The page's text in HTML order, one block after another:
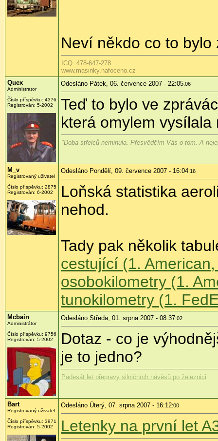
Neví někdo co to bylo
ICQ: 478-647-278
www.masinky.nafoceno.cz
Quex
Administrátor
Číslo příspěvku: 4376
Registrován: 5-2002
Odesláno Pátek, 06. července 2007 - 22:05:06
Teď to bylo ve
která omylem vysílala
"Doba střelců neminula. Přesvědčím Vás o tom. A
M_v
Registrovaný uživatel
Číslo příspěvku: 2875
Registrován: 6-2002
Odesláno Pondělí, 09. července 2007 - 16:04:16
Loňská statistika
nehod.
Tady pak několik
cestující (1.
osobokilometry (1.
tunokilometry (1.
Mcbain
Administrátor
Číslo příspěvku: 9756
Registrován: 5-2002
Odesláno Středa, 01. srpna 2007 - 08:37:02
Dotaz - co je
je to jedno?
Padesát let přepravy silničních návěsů po železnici
Bart
Registrovaný uživatel
Číslo příspěvku: 3971
Registrován: 5-2002
Odesláno Úterý, 07. srpna 2007 - 16:12:00
Letenky na první let